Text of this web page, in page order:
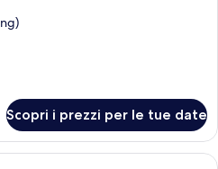
Scopri i prezzi per le tue date
Un'area pranzo moderna con un